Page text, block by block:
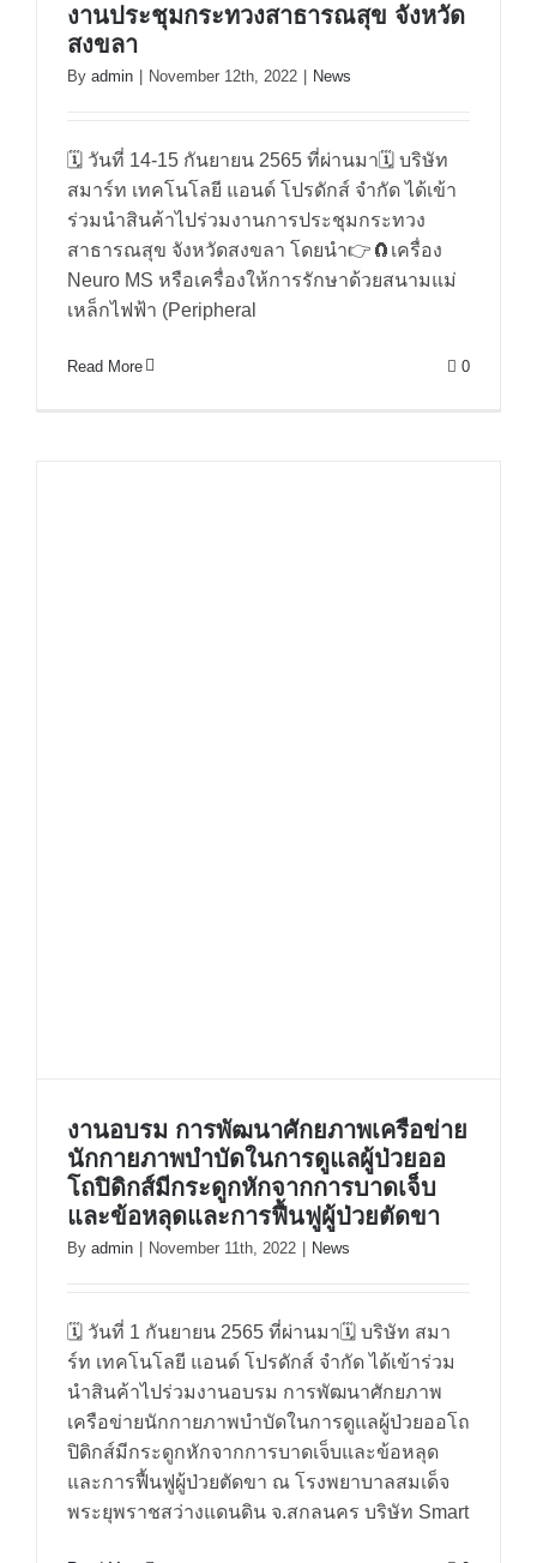
งานประชุมกระทวงสาธารณสุข
งานประชุมกระทวงสาธารณสุข จังหวัด
สงขลา
By admin | November 12th, 2022 | News
🗓 วันที่ 14-15 กันยายน 2565 ที่ผ่านมา🗓 บริษัท
สมาร์ท เทคโนโลยี แอนด์ โปรดักส์ จำกัด ได้เข้า
ร่วมนำสินค้าไปร่วมงานการประชุมกระทวง
สาธารณสุข จังหวัดสงขลา โดยนำ👉🧲เครื่อง
Neuro MS หรือเครื่องให้การรักษาด้วยสนามแม่
เหล็กไฟฟ้า (Peripheral
Read More 0
งานอบรม การพัฒนาศักยภาพเครือ
ข่ายนักกายภาพบำบัดในการดูแลผู้
ป่วยออโถปิดิกส์มีกระดูกหักจากการ
บาดเจ็บและข้อหลุดและการฟื้นฟูผู้
ป่วยตัดขา
งานอบรม การพัฒนาศักยภาพเครือข่าย
นักกายภาพบำบัดในการดูแลผู้ป่วยออ
โถปิดิกส์มีกระดูกหักจากการบาดเจ็บ
และข้อหลุดและการฟื้นฟูผู้ป่วยตัดขา
By admin November 11th, 2022 News
🗓 วันที่ 1 กันยายน 2565 ที่ผ่านมา🗓 บริษัท สมา
ร์ท เทคโนโลยี แอนด์ โปรดักส์ จำกัด ได้เข้าร่วม
นำสินค้าไปร่วมงานอบรม การพัฒนาศักยภาพ
เครือข่ายนักกายภาพบำบัดในการดูแลผู้ป่วยออโถ
ปิดิกส์มีกระดูกหักจากการบาดเจ็บและข้อหลุด
และการฟื้นฟูผู้ป่วยตัดขา ณ โรงพยาบาลสมเด็จ
พระยุพราชสว่างแดนดิน จ.สกลนคร บริษัท Smart